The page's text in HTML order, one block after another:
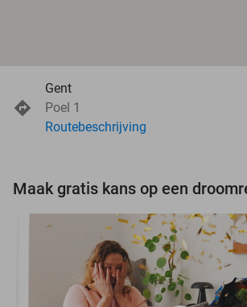
Gent
Poel 1
Routebeschrijving